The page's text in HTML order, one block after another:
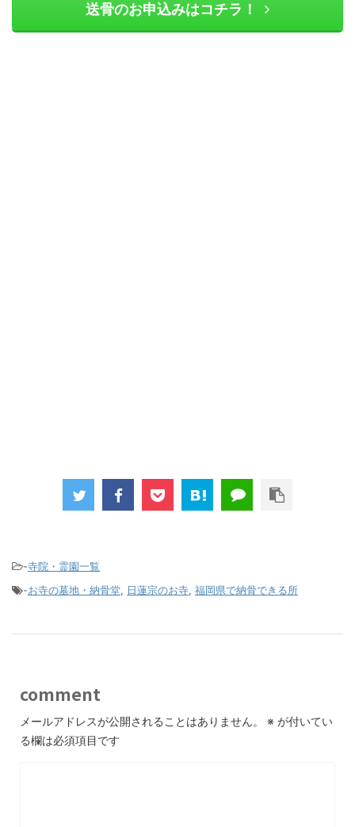
送骨のお申込みはコチラ！
-寺院・霊園一覧
-お寺の墓地・納骨堂, 日蓮宗のお寺, 福岡県で納骨できる所
comment
メールアドレスが公開されることはありません。 ※ が付いてい
る欄は必須項目です